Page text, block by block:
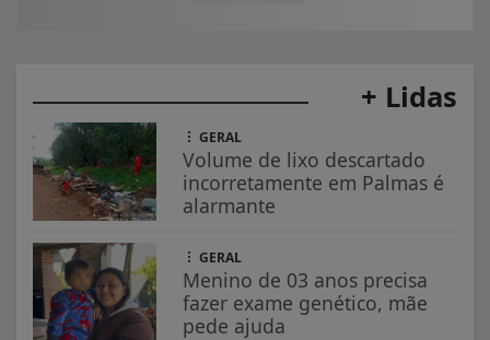
+ Lidas
GERAL
Volume de lixo descartado
incorretamente em Palmas é
alarmante
GERAL
Menino de 03 anos precisa
fazer exame genético, mãe
pede ajuda